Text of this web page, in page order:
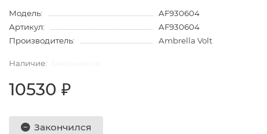
Модель:
AF930604
Артикул:
AF930604
Производитель:
Ambrella Volt
10530 ₽
Закончился